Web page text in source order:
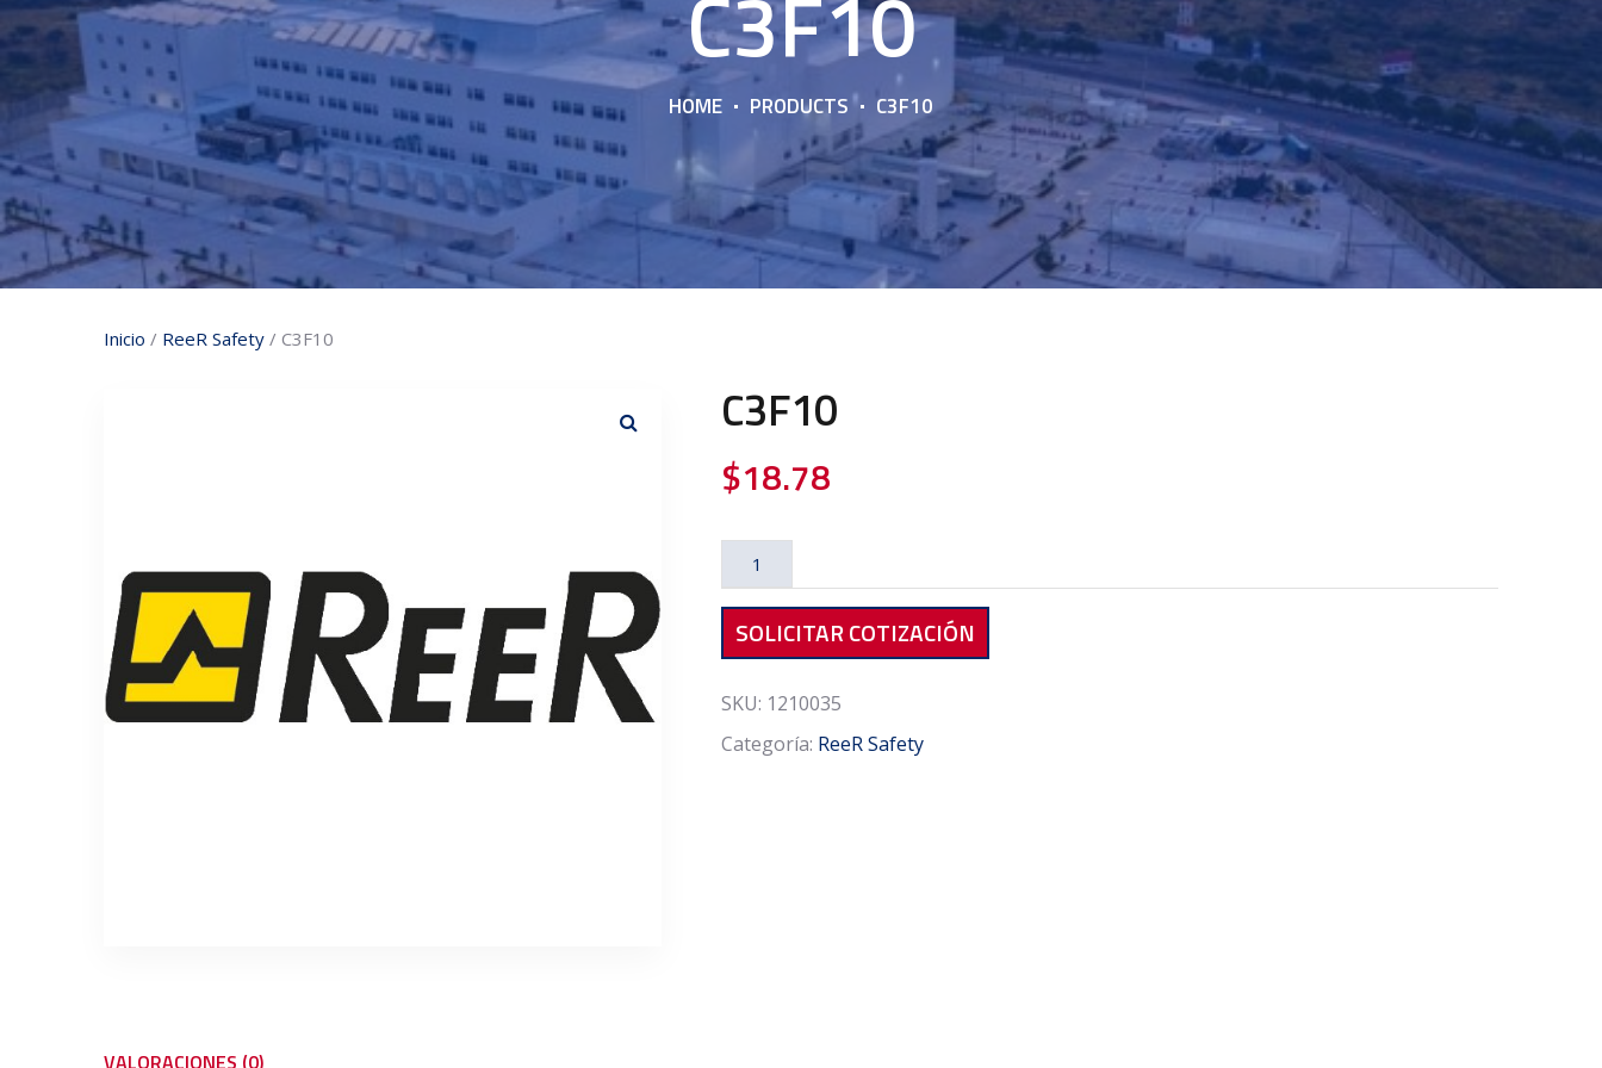
HOME PRODUCTS C3F10
Inicio / ReeR Safety / C3F10
C3F10
$18.78
C3F10
SOLICITAR COTIZACIÓN
SKU: 1210035
Categoría: ReeR Safety
VALORACIONES (0)